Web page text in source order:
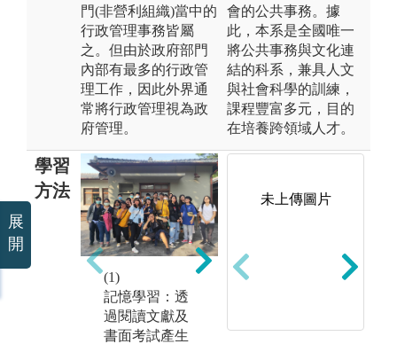
門(非營利組織)當中的
行政管理事務皆屬
之。但由於政府部門
內部有最多的行政管
理工作，因此外界通
常將行政管理視為政
府管理。
會的公共事務。據
此，本系是全國唯一
將公共事務與文化連
結的科系，兼具人文
與社會科學的訓練，
課程豐富多元，目的
在培養跨領域人才。
學習
方法
(1)
記憶學習：透
過閱讀文獻及
書面考試產生
(2)
作而產生的學
未上傳圖片
展
開